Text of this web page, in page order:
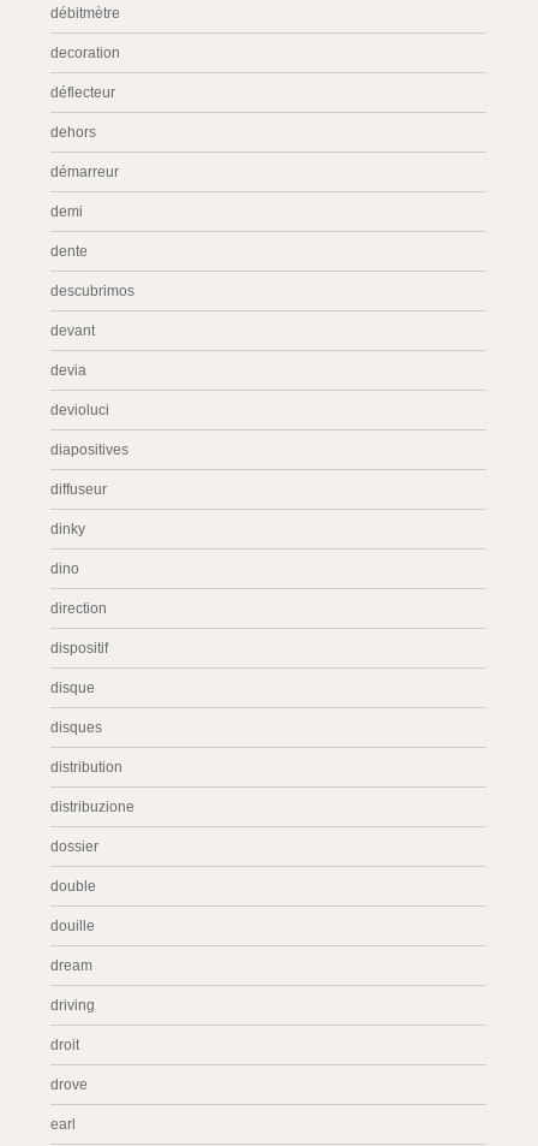
débitmètre
decoration
déflecteur
dehors
démarreur
demi
dente
descubrimos
devant
devia
devioluci
diapositives
diffuseur
dinky
dino
direction
dispositif
disque
disques
distribution
distribuzione
dossier
double
douille
dream
driving
droit
drove
earl